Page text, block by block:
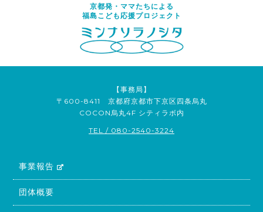
京都発・ママたちによる
福島こども応援プロジェクト
【事務局】
〒600-8411 京都府京都市下京区四条烏丸
COCON烏丸4F シティラボ内
TEL / 080-2540-3224
事業報告
団体概要